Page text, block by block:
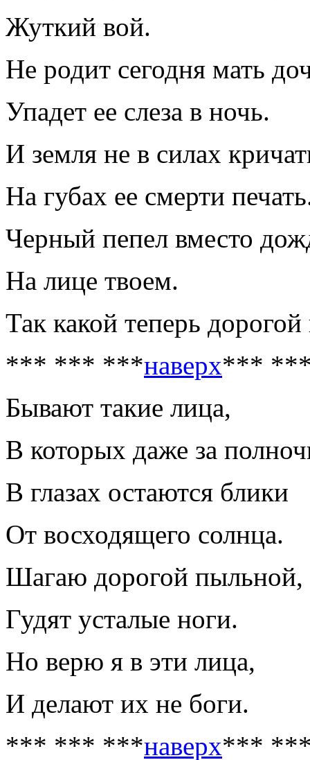
Жуткий вой.
Не родит сегодня мать
Упадет ее слеза в ночь.
И земля не в силах
На губах ее смерти
Черный пепел вместо
На лице твоем.
Так какой теперь
*** *** ***наверх***
Бывают такие лица,
В которых даже за
В глазах остаются блики
От восходящего солнца.
Шагаю дорогой пыльной,
Гудят усталые ноги.
Но верю я в эти лица,
И делают их не боги.
*** *** ***наверх***